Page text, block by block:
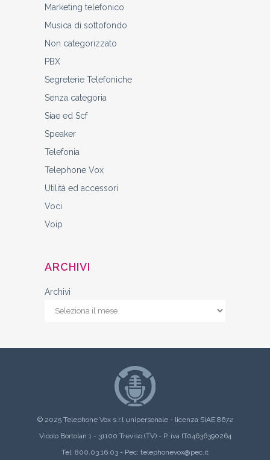
Marketing telefonico
Musica di sottofondo
Non categorizzato
PBX
Segreterie Telefoniche
Senza categoria
Siae ed Scf
Speaker
Telefonia
Telephone Vox
Utilità ed accessori
Voci
Voip
ARCHIVI
Archivi
© 2025 Telephone Vox s.r.l unipersonale - licenza SIAE 8672
Vicolo Bortolan 1 - 31100 Treviso (TV) - P. iva IT04636390264
Tel: 800.03.16.03 - Pec: telephonevox@pec.it